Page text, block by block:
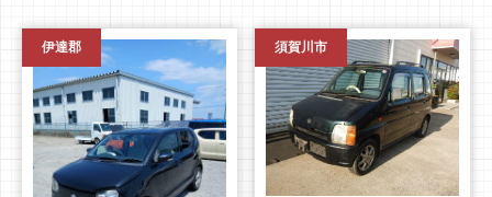
伊達郡 須賀川市